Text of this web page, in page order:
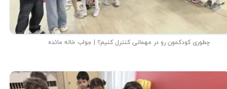
چطوری کودکمون رو در مهمانی کنترل کنیم؟ | جواب خاله مائده